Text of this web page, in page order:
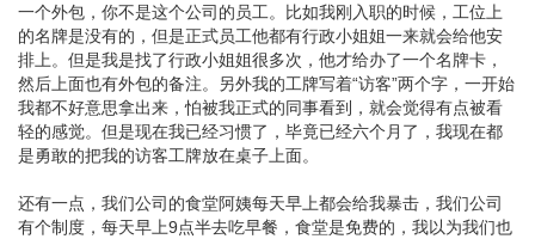
一个外包，你不是这个公司的员工。比如我刚入职的时候，工位上
的名牌是没有的，但是正式员工他都有行政小姐姐一来就会给他安
排上。但是我是找了行政小姐姐很多次，他才给办了一个名牌卡，
然后上面也有外包的备注。另外我的工牌写着“访客”两个字，一开始
我都不好意思拿出来，怕被我正式的同事看到，就会觉得有点被看
轻的感觉。但是现在我已经习惯了，毕竟已经六个月了，我现在都
是勇敢的把我的访客工牌放在桌子上面。
还有一点，我们公司的食堂阿姨每天早上都会给我暴击，我们公司
有个制度，每天早上9点半去吃早餐，食堂是免费的，我以为我们也